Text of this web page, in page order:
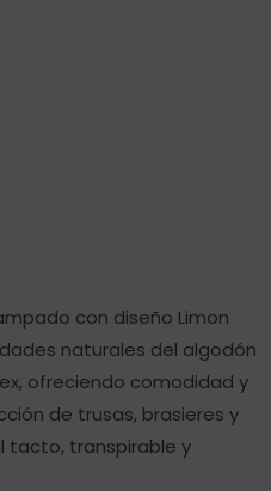
con diseño Limon
naturales del algodón
ofreciendo comodidad y
de trusas, brasieres y
tacto, transpirable y